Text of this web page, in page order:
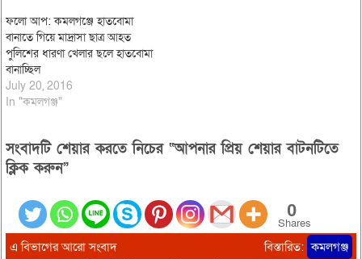
ফলো আপ: কমলগঞ্জে হাতবোমা
বানাতে গিয়ে মাদ্রাসা ছাত্র আহত
পুলিশের ধারণা খেলার ছলে হাতবোমা
বানাচ্ছিল
July 20, 2016
In "কমলগঞ্জ"
সংবাদটি শেয়ার করতে নিচের “আপনার প্রিয় শেয়ার বাটনটিতে
ক্লিক করুন”
0
Shares
এ বিভাগের আরো সংবাদ বিস্তারিত: কমলগঞ্জ